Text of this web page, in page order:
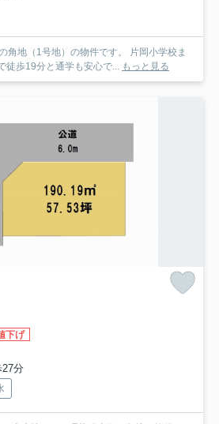
1号地）の物件です。 片岡小学校ま
徒歩19分と通学も安心で... もっと見る
下げ
分